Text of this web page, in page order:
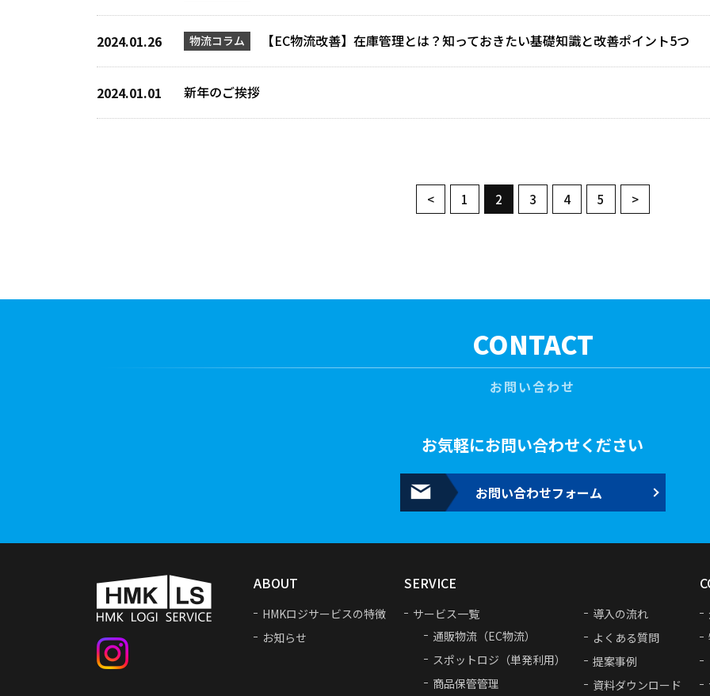
2024.01.26 物流コラム 【EC物流改善】在庫管理とは？知っておきたい基礎知識と改善ポイント5つ
2024.01.01 新年のご挨拶
< 1 2 3 4 5 >
CONTACT
お問い合わせ
お気軽にお問い合わせください
お問い合わせフォーム
ABOUT
HMKロジサービスの特徴
お知らせ
SERVICE
サービス一覧
通販物流（EC物流）
スポットロジ（単発利用）
商品保管管理
導入の流れ
よくある質問
提案事例
資料ダウンロード